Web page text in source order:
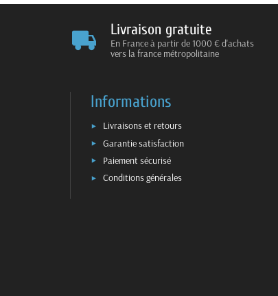
Livraison gratuite
En France à partir de 1000 € d'achats
vers la france métropolitaine
Informations
Livraisons et retours
Garantie satisfaction
Paiement sécurisé
Conditions générales